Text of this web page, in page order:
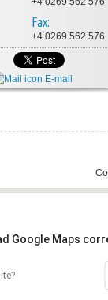
Fax:
+4 0269 562 576
E-mail
Google Maps